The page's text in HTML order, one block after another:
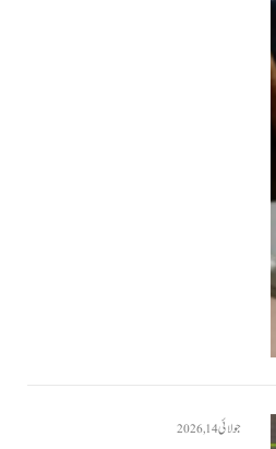
جولائی 14, 2026